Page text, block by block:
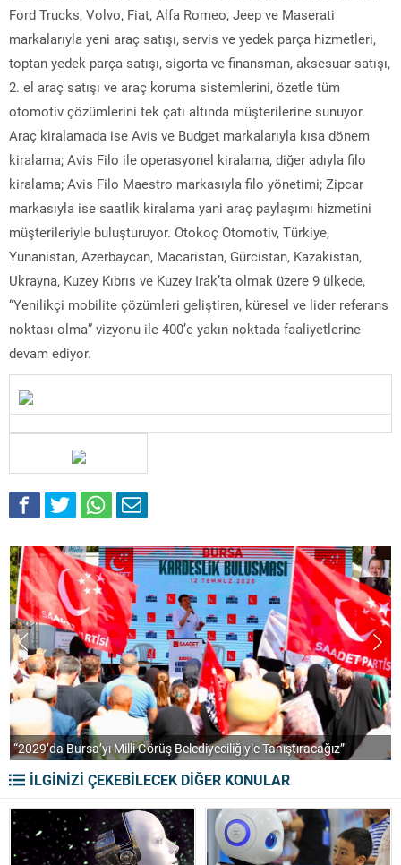
Ford Trucks, Volvo, Fiat, Alfa Romeo, Jeep ve Maserati
markalarıyla yeni araç satışı, servis ve yedek parça hizmetleri,
toptan yedek parça satışı, sigorta ve finansman, aksesuar satışı,
2. el araç satışı ve araç koruma sistemlerini, özetle tüm
otomotiv çözümlerini tek çatı altında müşterilerine sunuyor.
Araç kiralamada ise Avis ve Budget markalarıyla kısa dönem
kiralama; Avis Filo ile operasyonel kiralama, diğer adıyla filo
kiralama; Avis Filo Maestro markasıyla filo yönetimi; Zipcar
markasıyla ise saatlik kiralama yani araç paylaşımı hizmetini
müşterileriyle buluşturuyor. Otokoç Otomotiv, Türkiye,
Yunanistan, Azerbaycan, Macaristan, Gürcistan, Kazakistan,
Ukrayna, Kuzey Kıbrıs ve Kuzey Irak’ta olmak üzere 9 ülkede,
“Yenilikçi mobilite çözümleri geliştiren, küresel ve lider referans
noktası olma” vizyonu ile 400’e yakın noktada faaliyetlerine
devam ediyor.
“2029’da Bursa’yı Milli Görüş Belediyeciliğiyle Tanıştıracağız”
İLGİNİZİ ÇEKEBİLECEK DİĞER KONULAR